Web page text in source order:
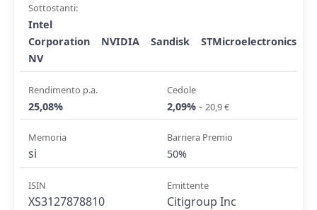
Sottostanti:
Intel
Corporation
NVIDIA Sandisk
STMicroelectronics
NV
Rendimento p.a.
25,08%
Cedole
2,09% - 20,9 €
Memoria
si
Barriera Premio
50%
ISIN
XS3127878810
Emittente
Citigroup Inc